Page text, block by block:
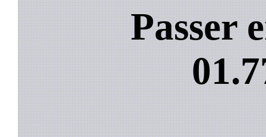
Passer